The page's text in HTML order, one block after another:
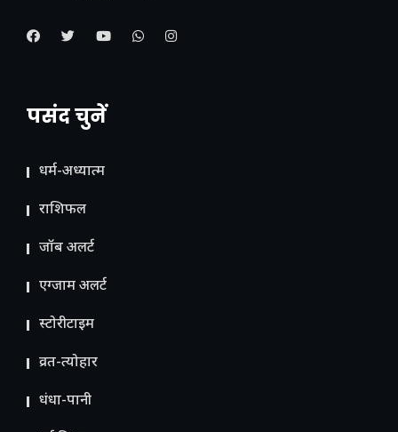
पसंद चुनें
धर्म-अध्यात्म
राशिफल
जॉब अलर्ट
एग्जाम अलर्ट
स्टोरीटाइम
व्रत-त्योहार
धंधा-पानी